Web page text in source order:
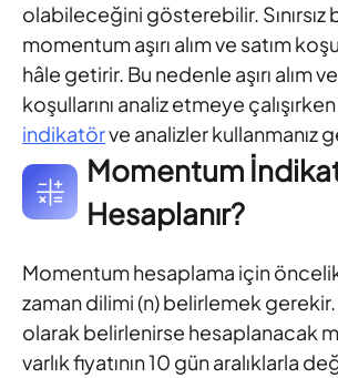
olabileceğini gösterebilir.
momentum aşırı alım ve satım
hâle getirir. Bu nedenle aşırı alım
koşullarını analiz etmeye
indikatörve analizler kullanmanız
Momentum
Hesaplanır?
Momentum hesaplama için
zaman dilimi (n) belirlemek
olarak belirlenirse hesaplanacak
varlık fiyatının 10 gün aralıklarla